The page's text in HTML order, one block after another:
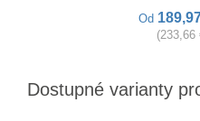
Od
(233,66
Dostupné varianty